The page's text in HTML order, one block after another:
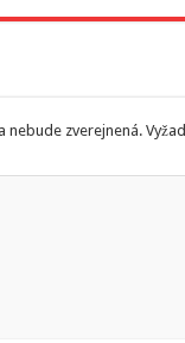
nebude zverejnená.